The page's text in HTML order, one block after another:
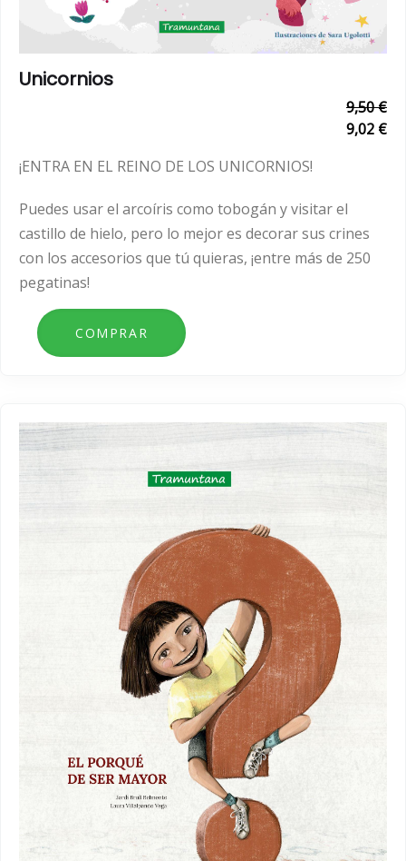
Unicornios
9,50 €
9,02 €
¡ENTRA EN EL REINO DE LOS UNICORNIOS!
Puedes usar el arcoíris como tobogán y visitar el
castillo de hielo, pero lo mejor es decorar sus crines
con los accesorios que tú quieras, ¡entre más de 250
pegatinas!